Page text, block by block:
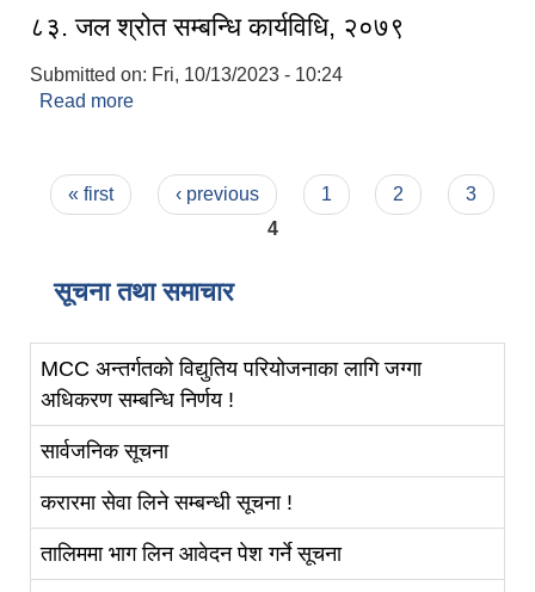
८३‍. जल श्रोत सम्बन्धि कार्यविधि, २०७९
Submitted on: Fri, 10/13/2023 - 10:24
Read more
Pages
« first ‹ previous 1 2
3
4
सूचना तथा समाचार
MCC अन्तर्गतको विद्युतिय परियोजनाका लागि जग्गा
अधिकरण सम्बन्धि निर्णय !
सार्वजनिक सूचना
करारमा सेवा लिने सम्बन्धी सूचना !
तालिममा भाग लिन आवेदन पेश गर्ने सूचना